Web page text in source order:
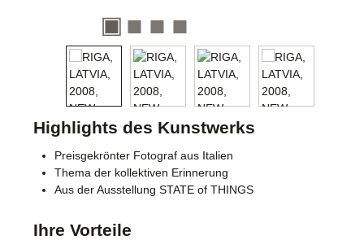
Highlights des Kunstwerks
Preisgekrönter Fotograf aus Italien
Thema der kollektiven Erinnerung
Aus der Ausstellung STATE of THINGS
Ihre Vorteile